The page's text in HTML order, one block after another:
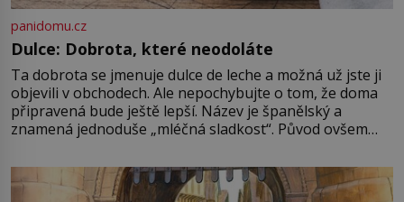
panidomu.cz
Dulce: Dobrota, které neodoláte
Ta dobrota se jmenuje dulce de leche a možná už jste ji
objevili v obchodech. Ale nepochybujte o tom, že doma
připravená bude ještě lepší. Název je španělský a
znamená jednoduše „mléčná sladkost“. Původ ovšem
pře hned několik latinskoamerických zemí a k tomu
Francie, kde se traduje,